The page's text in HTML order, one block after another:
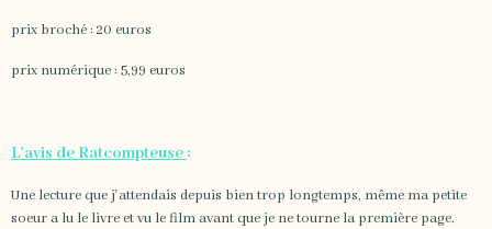
prix broché : 20 euros
prix numérique : 5,99 euros
L'avis de Ratcompteuse :
Une lecture que j'attendais depuis bien trop longtemps, même ma petite
soeur a lu le livre et vu le film avant que je ne tourne la première page.